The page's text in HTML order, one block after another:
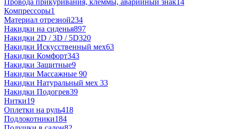
Компрессоры1
Материал отрезной234
Накидки на сиденья897
Накидки 2D / 3D / 5D320
Накидки Искусственный мех63
Накидки Комфорт343
Накидки Защитные9
Накидки Массажные 90
Накидки Натуральный мех 33
Накидки Подогрев39
Нитки19
Оплетки на руль418
Подлокотники184